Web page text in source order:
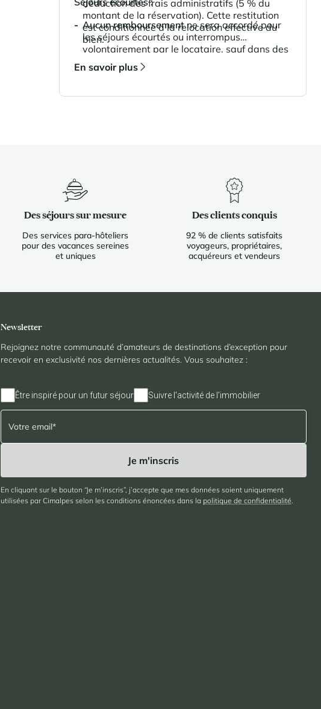
déduction des frais administratifs (5 % du
montant de la réservation). Cette restitution
est conditionnée à la relocation effective du
bien.
Aucun remboursementne sera accordé pour
les séjours écourtés ou interrompus
volontairement par le locataire, sauf dans des
circonstances exceptionnelles, évaluées au
cas par cas par l’agence.
En savoir plus
Des séjours sur mesure
Des services para-hôteliers
pour des vacances sereines
et uniques
Des clients conquis
92 % de clients satisfaits
voyageurs, propriétaires,
acquéreurs et vendeurs
Newsletter
Rejoignez notre communauté d’amateurs de destinations d’exception pour
recevoir en exclusivité nos dernières actualités. Vous souhaitez :
Être inspiré pour un futur séjour Suivre l'activité de l'immobilier
En cliquant sur le bouton “Je m’inscris”, j’accepte que mes données soient uniquement
utilisées par Cimalpes selon les conditions énoncées dans la politique de confidentialité.